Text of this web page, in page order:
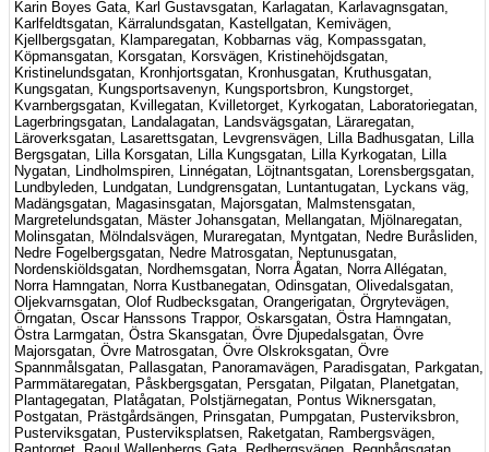
Karin Boyes Gata, Karl Gustavsgatan, Karlagatan, Karlavagnsgatan,
Karlfeldtsgatan, Kärralundsgatan, Kastellgatan, Kemivägen,
Kjellbergsgatan, Klamparegatan, Kobbarnas väg, Kompassgatan,
Köpmansgatan, Korsgatan, Korsvägen, Kristinehöjdsgatan,
Kristinelundsgatan, Kronhjortsgatan, Kronhusgatan, Kruthusgatan,
Kungsgatan, Kungsportsavenyn, Kungsportsbron, Kungstorget,
Kvarnbergsgatan, Kvillegatan, Kvilletorget, Kyrkogatan, Laboratoriegatan,
Lagerbringsgatan, Landalagatan, Landsvägsgatan, Läraregatan,
Läroverksgatan, Lasarettsgatan, Levgrensvägen, Lilla Badhusgatan, Lilla
Bergsgatan, Lilla Korsgatan, Lilla Kungsgatan, Lilla Kyrkogatan, Lilla
Nygatan, Lindholmspiren, Linnégatan, Löjtnantsgatan, Lorensbergsgatan,
Lundbyleden, Lundgatan, Lundgrensgatan, Luntantugatan, Lyckans väg,
Madängsgatan, Magasinsgatan, Majorsgatan, Malmstensgatan,
Margretelundsgatan, Mäster Johansgatan, Mellangatan, Mjölnaregatan,
Molinsgatan, Mölndalsvägen, Muraregatan, Myntgatan, Nedre Buråsliden,
Nedre Fogelbergsgatan, Nedre Matrosgatan, Neptunusgatan,
Nordenskiöldsgatan, Nordhemsgatan, Norra Ågatan, Norra Allégatan,
Norra Hamngatan, Norra Kustbanegatan, Odinsgatan, Olivedalsgatan,
Oljekvarnsgatan, Olof Rudbecksgatan, Orangerigatan, Örgrytevägen,
Örngatan, Oscar Hanssons Trappor, Oskarsgatan, Östra Hamngatan,
Östra Larmgatan, Östra Skansgatan, Övre Djupedalsgatan, Övre
Majorsgatan, Övre Matrosgatan, Övre Olskroksgatan, Övre
Spannmålsgatan, Pallasgatan, Panoramavägen, Paradisgatan, Parkgatan,
Parmmätaregatan, Påskbergsgatan, Persgatan, Pilgatan, Planetgatan,
Plantagegatan, Platågatan, Polstjärnegatan, Pontus Wiknersgatan,
Postgatan, Prästgårdsängen, Prinsgatan, Pumpgatan, Pusterviksbron,
Pusterviksgatan, Pusterviksplatsen, Raketgatan, Rambergsvägen,